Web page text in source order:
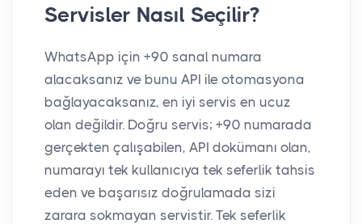
Servisler Nasıl Seçilir?
WhatsApp için +90 sanal numara
alacaksanız ve bunu API ile otomasyona
bağlayacaksanız, en iyi servis en ucuz
olan değildir. Doğru servis; +90 numarada
gerçekten çalışabilen, API dokümanı olan,
numarayı tek kullanıcıya tek seferlik tahsis
eden ve başarısız doğrulamada sizi
zarara sokmayan servistir. Tek seferlik